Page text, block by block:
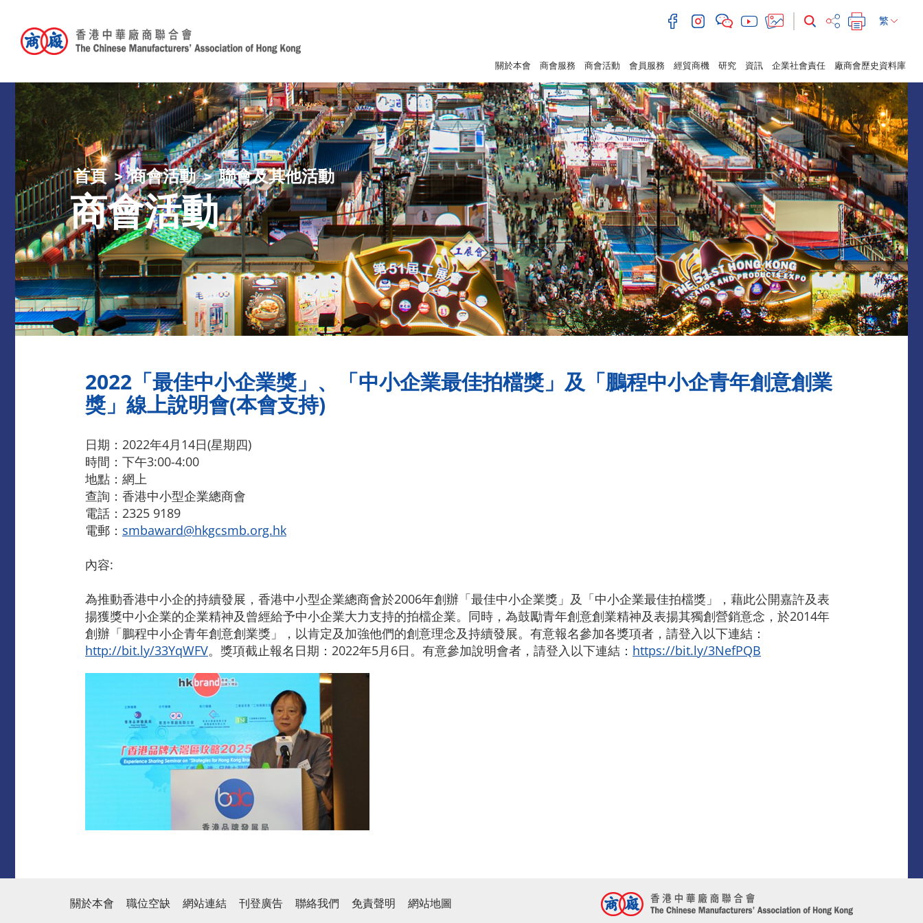
繁
關於本會 商會服務 商會活動 會員服務 經貿商機 研究 資訊 企業社會責任 廠商會歷史資料庫
首頁 商會活動 聯會及其他活動
商會活動
2022「最佳中小企業獎」、「中小企業最佳拍檔獎」及「鵬程中小企青年創意創業
獎」線上說明會(本會支持)
日期：2022年4月14日(星期四)
時間：下午3:00-4:00
地點：網上
查詢：香港中小型企業總商會
電話：2325 9189
電郵： smbaward@hkgcsmb.org.hk
內容:
為推動香港中小企的持續發展，香港中小型企業總商會於2006年創辦「最佳中小企業獎」及「中小企業最佳拍檔獎」，藉此公開嘉許及表
揚獲獎中小企業的企業精神及曾經給予中小企業大力支持的拍檔企業。同時，為鼓勵青年創意創業精神及表揚其獨創營銷意念，於2014年
創辦「鵬程中小企青年創意創業獎」，以肯定及加強他們的創意理念及持續發展。有意報名參加各獎項者，請登入以下連結：
http://bit.ly/33YqWFV。獎項截止報名日期：2022年5月6日。有意參加說明會者，請登入以下連結： https://bit.ly/3NefPQB
關於本會 職位空缺 網站連結 刊登廣告 聯絡我們 免責聲明 網站地圖